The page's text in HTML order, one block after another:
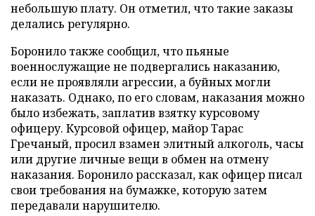
небольшую плату. Он отметил, что такие заказы
делались регулярно.
Боронило также сообщил, что пьяные
военнослужащие не подвергались наказанию,
если не проявляли агрессии, а буйных могли
наказать. Однако, по его словам, наказания можно
было избежать, заплатив взятку курсовому
офицеру. Курсовой офицер, майор Тарас
Гречаный, просил взамен элитный алкоголь, часы
или другие личные вещи в обмен на отмену
наказания. Боронило рассказал, как офицер писал
свои требования на бумажке, которую затем
передавали нарушителю.